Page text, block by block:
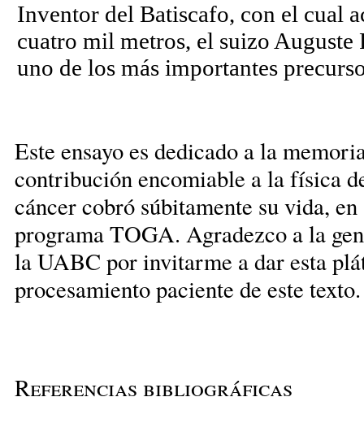
Inventor del Batiscafo, con el cual
cuatro mil metros, el suizo
uno de los más importantes
Este ensayo es dedicado a la
contribución encomiable a la física
cáncer cobró súbitamente su vida,
programa TOGA. Agradezco a la
la UABC por invitarme a dar esta
procesamiento paciente de este texto.
Referencias bibliográficas